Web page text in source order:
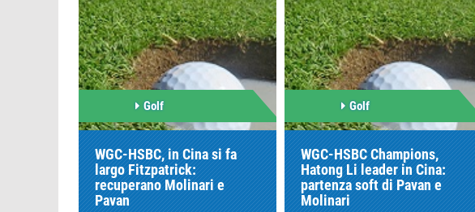
Golf
WGC-HSBC, in Cina si fa
largo Fitzpatrick:
recuperano Molinari e
Pavan
Golf
WGC-HSBC Champions,
Hatong Li leader in Cina:
partenza soft di Pavan e
Molinari